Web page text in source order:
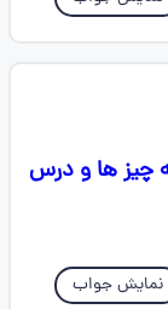
چیز ها و درس
نمایش جواب